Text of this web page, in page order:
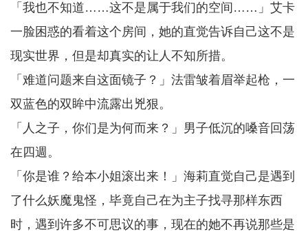
「我也不知道……这不是属于我们的空间……」艾卡
一脸困惑的看着这个房间，她的直觉告诉自己这不是
现实世界，但是却真实的让人不知所措。
「难道问题来自这面镜子？」法雷皱着眉举起枪，一
双蓝色的双眸中流露出兇狠。
「人之子，你们是为何而来？」男子低沉的嗓音回荡
在四週。
「你是谁？给本小姐滚出来！」海莉直觉自己是遇到
了什么妖魔鬼怪，毕竟自己在为主子找寻那样东西
时，遇到许多不可思议的事，现在的她不再说那些是